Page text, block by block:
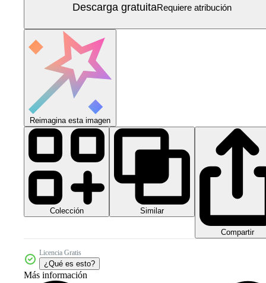
Descarga gratuitaRequiere atribución
Reimagina esta imagen
Colección Similar
Compartir
Licencia Gratis
¿Qué es esto?
Más información